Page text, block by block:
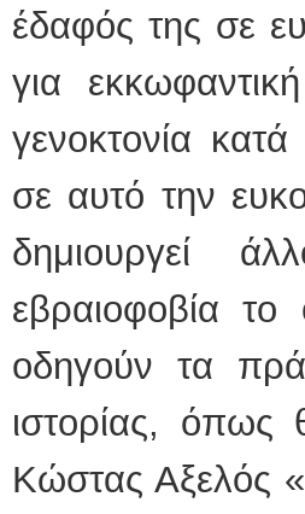
έδαφός της σε
για
γενοκτονία
σε αυτό την
δημιουργεί
εβραιοφοβία
οδηγούν τα
ιστορίας, όπως
Κώστας Αξελός